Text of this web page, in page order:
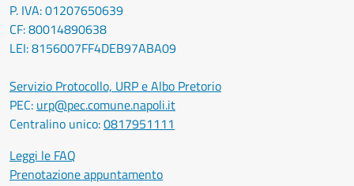
P. IVA: 01207650639
CF: 80014890638
LEI: 8156007FF4DEB97ABA09
Servizio Protocollo, URP e Albo Pretorio
PEC: urp@pec.comune.napoli.it
Centralino unico:0817951111
Leggi le FAQ
Prenotazione appuntamento